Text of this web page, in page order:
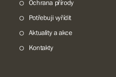
Ochrana přírody
Potřebuji vyřídit
Aktuality a akce
Kontakty